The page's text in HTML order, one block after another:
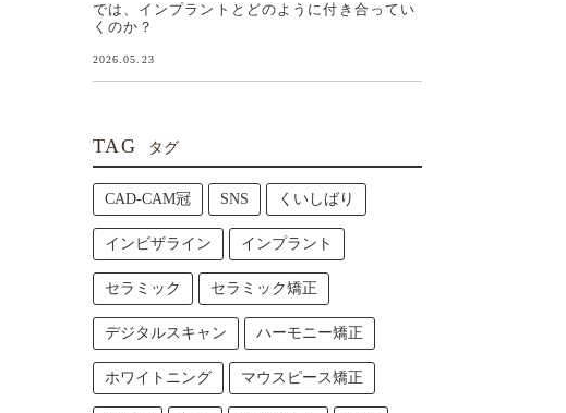
では、インプラントとどのように付き合ってい
くのか？
2026.05.23
TAG タグ
CAD-CAM冠 SNS くいしばり
インビザライン インプラント
セラミック セラミック矯正
デジタルスキャン ハーモニー矯正
ホワイトニング マウスピース矯正